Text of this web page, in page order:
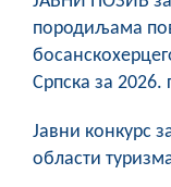
породиљама
Српска за 2026.
Јавни конкурс
области